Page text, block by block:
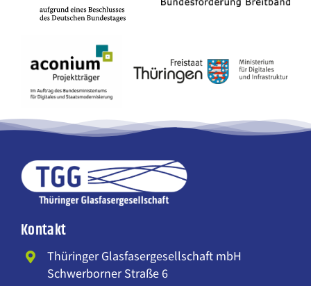
Kontakt
Thüringer Glasfasergesellschaft mbH
Schwerborner Straße 6